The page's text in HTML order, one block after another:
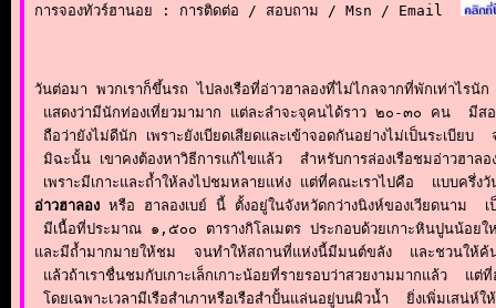
การจองทัวร์ฮานอย : การติดต่อ / สอบถาม / Msn / Email
วันต่อมา พวกเราก็ขึ้นรถ ไปลงเรือที่อ่าวฮาลองที่ไม่ไกลจากที่พักเท่าไร
แสดงว่ามีนักท่องเที่ยวมามาก แต่ละลำจะจุคนได้ราว ๒๐-๓๐ คน  มีสอง
ถือว่ายังไม่ดีนัก เพราะยังเบียดเสียดและเข้าจอดกันอย่างไม่เป็นระเบี
มิฉะนั้น เขาคงต้องหาวิธีการแก้ไขแล้ว  สำหรับการล่องเรือชมอ่าวฮา
อ่าวฮาลอง หรือ ฮาลองเบย์ นี้ ตั้งอยู่ในจังหวัดกว่างนิงห์ของเวียดนาม
มีเนื้อที่ประมาณ ๑,๕๐๐ ตารางกิโลเมตร ประกอบด้วยเกาะหินปูนน้อย
และมีถ้ำมากมายให้ชม  จนทำให้สถานที่แห่งนี้มีมนต์ขลัง  และชวนให้ค้น
แล้วถ้าเราชื่นชมกับเกาะเล็กเกาะน้อยที่รายรอบว่าสวยงามมากแล้ว  แ
โดยเฉพาะเวลามีเรือสำเภาหรือเรือสำปั้นแล่นอยู่บนผิวน้ำ  ยิ่งเพิ่มเสน่ห์